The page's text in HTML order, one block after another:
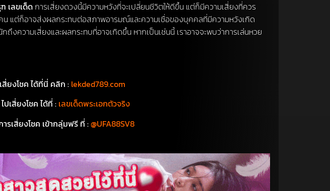
เลขเด็ดการเสี่ยงดวงนี้มีความหวังที่จะเปลี่ยนชีวิตให้ดีขึ้น แต่ก็มีความเสี่ยงที่ควร
น แต่ก็อาจส่งผลกระทบต่อสภาพอารมณ์และความเชื่อของบุคคลที่มีความหวังเกิด
งความเสี่ยงและผลกระทบที่อาจเกิดขึ้น หากเป็นเช่นนี้ เราอาจจะพบว่าการเล่นหวย
ยงโชค ได้ที่นี่ คลิก : lekded789.com
ปเสี่ยงโชค ได้ที่ : เลขเด็ดพระเอกตัวจริง
เสี่ยงโชค เข้ากลุ่มฟรี ที่ :@UFA88SV8